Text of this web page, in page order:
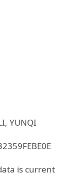
YUNQI
is current